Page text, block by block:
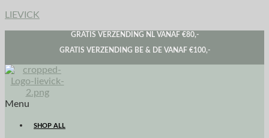
LIEVICK
GRATIS VERZENDING NL VANAF €80,-
GRATIS VERZENDING BE & DE VANAF €100,-
Menu
SHOP ALL